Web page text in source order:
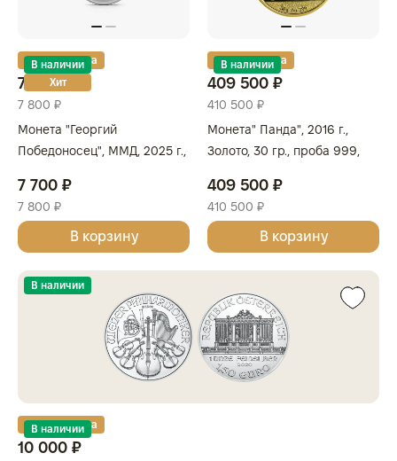
Золотая карта
В наличии
Хит
7 700 ₽
7 800 ₽
Монета "Георгий
Победоносец", ММД, 2025 г.,
РОССИЯ
7 700 ₽
7 800 ₽
В корзину
Золотая карта
В наличии
409 500 ₽
410 500 ₽
Монета" Панда", 2016 г.,
Золото, 30 гр., проба 999,
409 500 ₽
410 500 ₽
В корзину
В наличии
Золотая карта
В наличии
10 000 ₽